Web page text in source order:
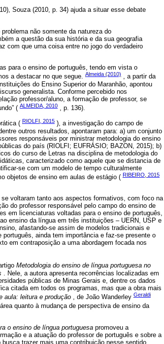
Souza (2010, p. 34) ajuda a situar esse debate
não somente da natureza do
a questão da sua história e da sua geografia
com que uma coisa entre no jogo do verdadeiro
para o ensino de português, tendo em vista o
a destacar no que segue. Almeida (2010) , a partir da
do Ensino Superior do Maranhão, apontou
generalista. Conforme percebido nos
professor/aluno, a formação de professor, se
( ALMEIDA, 2010 , p. 136).
( RIOLFI, 2015 ), a investigação do campo de
outros resultados, apontaram para: a) um conjunto
responsáveis por ministrar metodologia do ensino
do país (RIOLFI; EUFRÁSIO; BAZON, 2015); b)
do curso de Letras na disciplina de metodologia do
caracterizado como aquele que se distancia de
se com um modelo de tempo culturalmente
objetos de ensino em aulas de estágio ( RIBEIRO, 2015
voltaram tanto aos aspectos formativos, com foco na
do professor responsável pelo campo do ensino de
em licenciaturas voltadas para o ensino de português,
ensino da língua em três instituições – UERN, USP e
afastando-se assim de modelos tradicionais e
ainda tem importância e faz-se presente o
em contraposição a uma abordagem focada nos
Metodologia do ensino de língua portuguesa no
. Nele, a autora apresenta recorrências localizadas em
públicas de Minas Gerais e, dentre os dados
citada em todos os programas, mas que a obra mais
aula: leitura e produção , de João Wanderley Geraldi
quanto à mudança de perspectiva de ensino da
o ensino de língua portuguesa promoveu a
e a atuação do professor de português e sobre a
trazer mais uma contribuição nesse sentido,